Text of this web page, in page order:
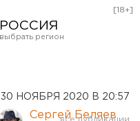
РОССИЯ
Курган
[18+]
30 НОЯБРЯ 2020 В 20:57
Сергей Беляев